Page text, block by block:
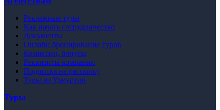
Рекламные туры
Как начать сотрудничество
Документы
Онлайн бронирование туров
Комиссии, бонусы
Реквизиты компании
Подписка на рассылку
Туры из Удмуртии
Туры